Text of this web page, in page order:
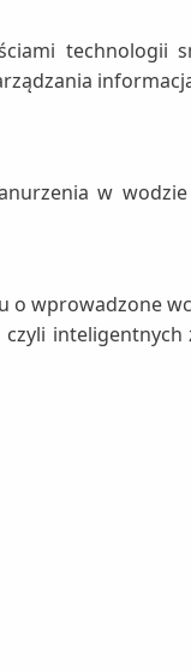
technologii
w
wprowadzone